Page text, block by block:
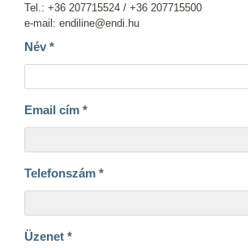
Tel.: +36 207715524 / +36 207715500
e-mail: endiline@endi.hu
Név *
Email cím *
Telefonszám *
Üzenet *